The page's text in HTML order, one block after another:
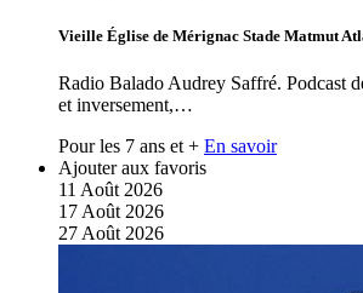
Vieille Église de Mérignac Stade Matmut
Radio Balado Audrey Saffré. Podcast
et inversement,…
Pour les 7 ans et + En savoir
Ajouter aux favoris
11 Août 2026
17 Août 2026
27 Août 2026